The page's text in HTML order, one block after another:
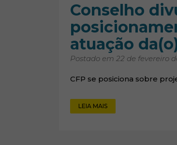
Conselho
atuação
Postado em 22 de fevereiro
CFP se posiciona sobre
LEIA MAIS